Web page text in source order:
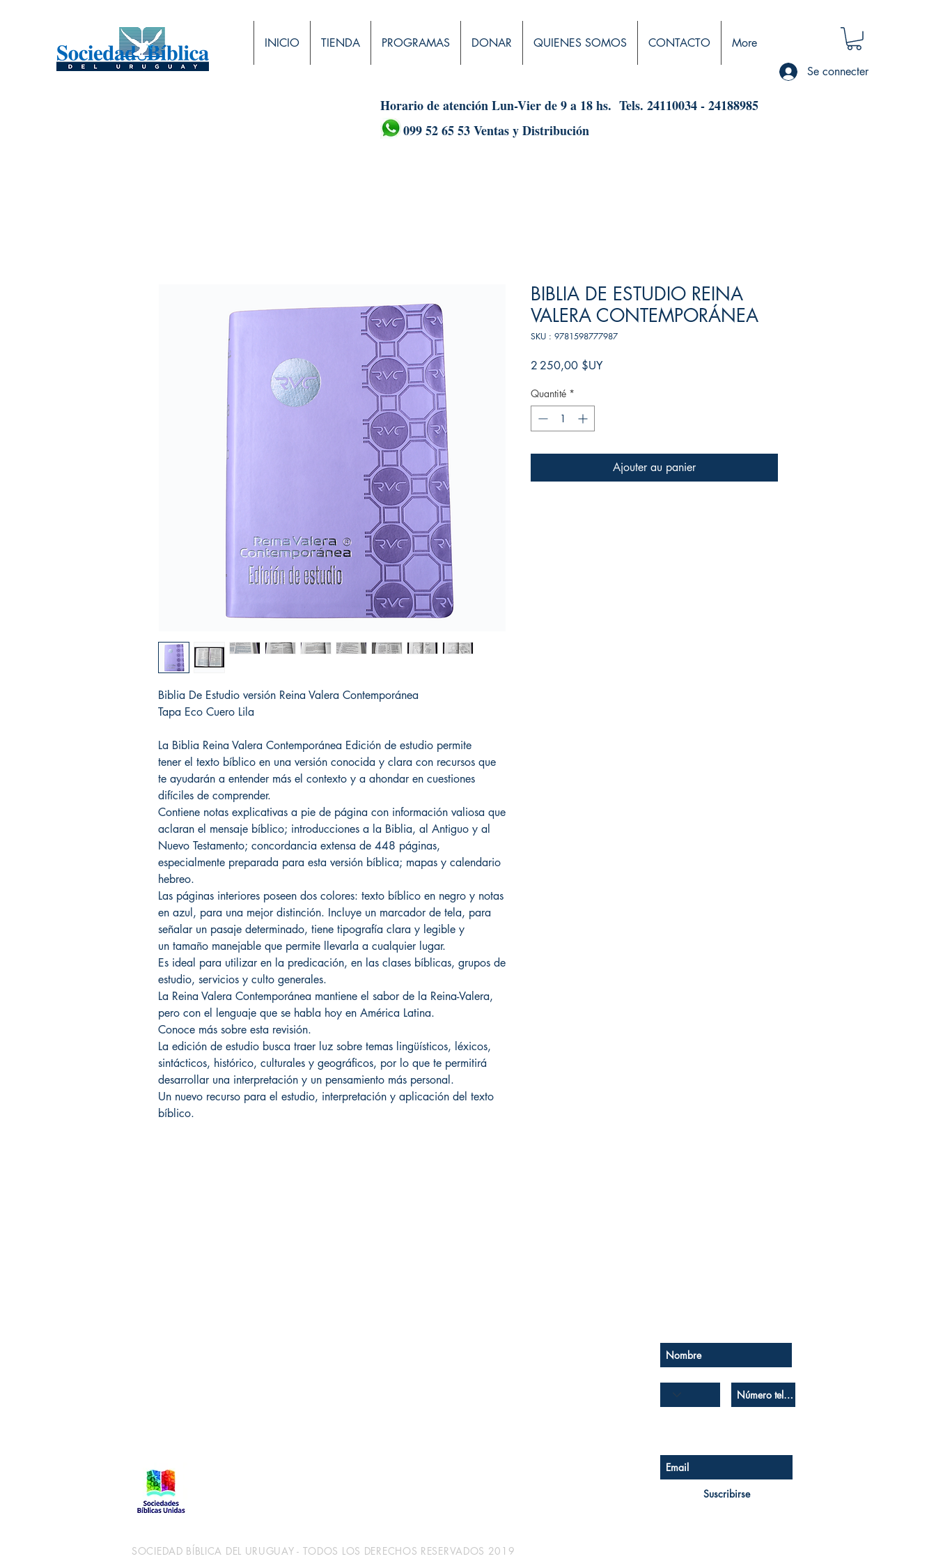
INICIO TIENDA PROGRAMAS DONAR QUIENES SOMOS CONTACTO
More
Se connecter
Horario de atención Lun-Vier de 9 a 18 hs. Tels. 24110034 - 24188985
099 52 65 53 Ventas y Distribución
Biblia De Estudio versión Reina Valera Contemporánea
Tapa Eco Cuero Lila
La Biblia Reina Valera Contemporánea Edición de estudio permite
tener el texto bíblico en una versión conocida y clara con recursos que
te ayudarán a entender más el contexto y a ahondar en cuestiones
difíciles de comprender.
Contiene notas explicativas a pie de página con información valiosa que
aclaran el mensaje bíblico; introducciones a la Biblia, al Antiguo y al
Nuevo Testamento; concordancia extensa de 448 páginas,
especialmente preparada para esta versión bíblica; mapas y calendario
hebreo.
Las páginas interiores poseen dos colores: texto bíblico en negro y notas
en azul, para una mejor distinción. Incluye un marcador de tela, para
señalar un pasaje determinado, tiene tipografía clara y legible y
un tamaño manejable que permite llevarla a cualquier lugar.
Es ideal para utilizar en la predicación, en las clases bíblicas, grupos de
estudio, servicios y culto generales.
La Reina Valera Contemporánea mantiene el sabor de la Reina-Valera,
pero con el lenguaje que se habla hoy en América Latina.
Conoce más sobre esta revisión.
La edición de estudio busca traer luz sobre temas lingüísticos, léxicos,
sintácticos, histórico, culturales y geográficos, por lo que te permitirá
desarrollar una interpretación y un pensamiento más personal.
Un nuevo recurso para el estudio, interpretación y aplicación del texto
bíblico.
BIBLIA DE ESTUDIO REINA
VALERA CONTEMPORÁNEA
SKU : 9781598777987
2 250,00 $UYPrix
Quantité *
Ajouter au panier
Suscribirse
SOCIEDAD BÍBLICA DEL URUGUAY - TODOS LOS DERECHOS RESERVADOS 2019